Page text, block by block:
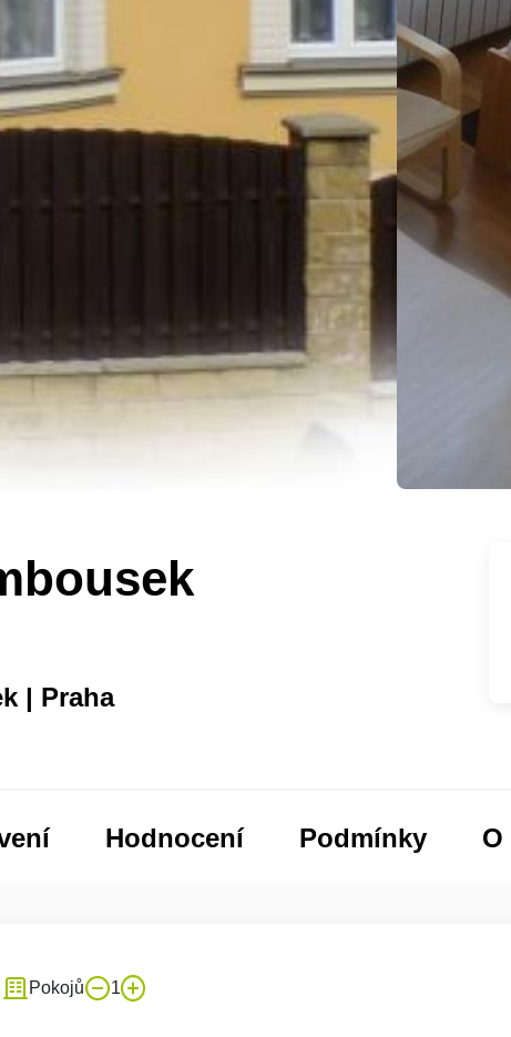
| Praha
Hodnocení Podmínky O
Pokojů 1